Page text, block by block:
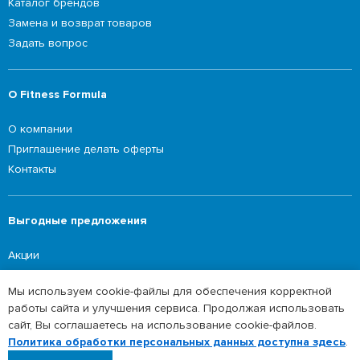
Каталог брендов
Замена и возврат товаров
Задать вопрос
О Fitness Formula
О компании
Приглашение делать оферты
Контакты
Выгодные предложения
Акции
©2026 Fitness Formula
Политика обработки персональных данных
Мы используем cookie-файлы для обеспечения корректной
работы сайта и улучшения сервиса. Продолжая использовать
сайт, Вы соглашаетесь на использование cookie-файлов.
Политика обработки персональных данных доступна здесь.